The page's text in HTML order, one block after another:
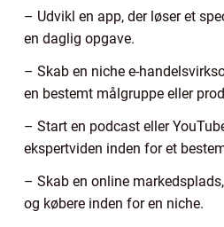
– Udvikl en app, der løser et
en daglig opgave.
– Skab en niche e-
en bestemt målgruppe eller
– Start en podcast eller
ekspertviden inden for et
– Skab en online
og købere inden for en niche.